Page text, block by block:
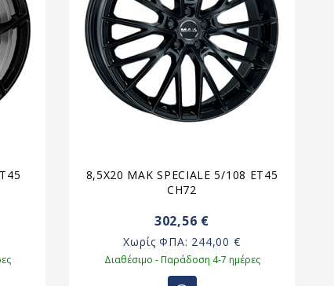
8,5X20 MAK SPECIALE 5/108 ET45
CH72
302,56 €
Χωρίς ΦΠΑ: 244,00 €
Διαθέσιμο - Παράδοση 4-7 ημέρες